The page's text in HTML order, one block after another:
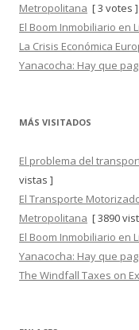
Metropolitana [ 3 votes ]
El Boom Inmobiliario en
La Crisis Económica
Yanacocha: Hay que
MÁS VISITADOS
El problema del
vistas ]
El Transporte
Metropolitana [ 3890
El Boom Inmobiliario en
Yanacocha: Hay que
The Windfall Taxes on